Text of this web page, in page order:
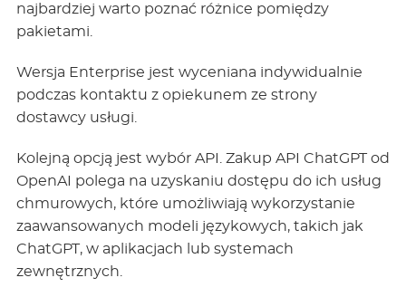
najbardziej warto poznać różnice pomiędzy
pakietami.
Wersja Enterprise jest wyceniana indywidualnie
podczas kontaktu z opiekunem ze strony
dostawcy usługi.
Kolejną opcją jest wybór API. Zakup API ChatGPT od
OpenAI polega na uzyskaniu dostępu do ich usług
chmurowych, które umożliwiają wykorzystanie
zaawansowanych modeli językowych, takich jak
ChatGPT, w aplikacjach lub systemach
zewnętrznych.